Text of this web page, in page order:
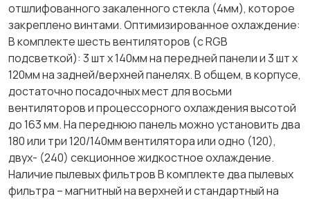
отшлифованного закаленного стекла (4мм), которое
закреплено винтами. Оптимизированное охлаждение:
В комплекте шесть вентиляторов (с RGB
подсветкой): 3 шт х 140мм на передней панели и 3 шт х
120мм на задней/верхней панелях. В общем, в корпусе,
достаточно посадочных мест для восьми
вентиляторов и процессорного охлаждения высотой
до 163 мм. На переднюю панель можно установить два
180 или три 120/140мм вентилятора или одно (120),
двух- (240) секционное жидкостное охлаждение.
Наличие пылевых фильтров В комплекте два пылевых
фильтра – магнитный на верхней и стандартный на